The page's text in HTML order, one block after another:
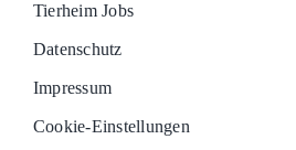
Tierheim Jobs
Datenschutz
Impressum
Cookie-Einstellungen